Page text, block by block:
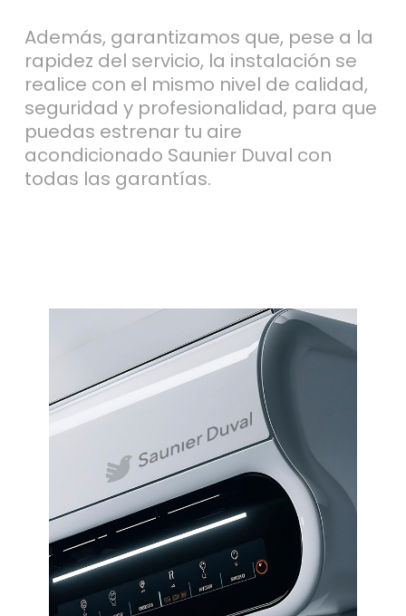
Además, garantizamos que, pese a la
rapidez del servicio, la instalación se
realice con el mismo nivel de calidad,
seguridad y profesionalidad, para que
puedas estrenar tu aire
acondicionado Saunier Duval con
todas las garantías.